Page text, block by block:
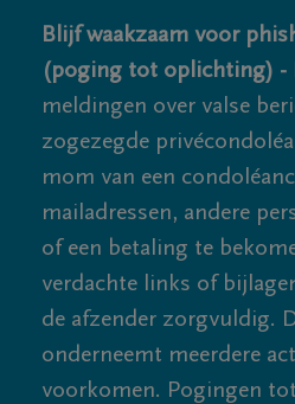
Blijf waakzaam voor
(poging tot oplichting) -
meldingen over valse
zogezegde
mom van een
mailadressen, andere
of een betaling te
verdachte links of
de afzender zorgvuldig.
onderneemt meerdere
voorkomen. Pogingen